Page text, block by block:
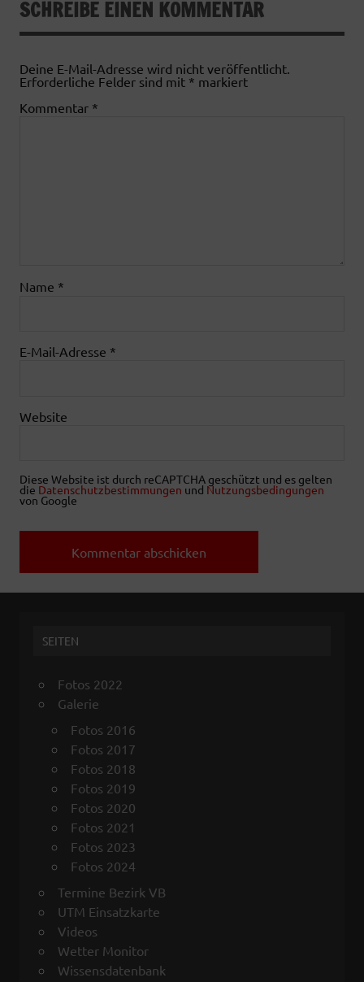
SCHREIBE EINEN KOMMENTAR
Deine E-Mail-Adresse wird nicht veröffentlicht.
Erforderliche Felder sind mit * markiert
Kommentar *
Name *
E-Mail-Adresse *
Website
Diese Website ist durch reCAPTCHA geschützt und es gelten
die Datenschutzbestimmungen und Nutzungsbedingungen
von Google
SEITEN
Fotos 2022
Galerie
Fotos 2016
Fotos 2017
Fotos 2018
Fotos 2019
Fotos 2020
Fotos 2021
Fotos 2023
Fotos 2024
Termine Bezirk VB
UTM Einsatzkarte
Videos
Wetter Monitor
Wissensdatenbank